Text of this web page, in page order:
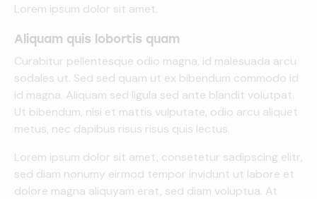
Lorem ipsum dolor sit amet.
Aliquam quis lobortis quam
Curabitur pellentesque odio magna, id malesuada arcu
sodales ut. Sed sed quam ut ex bibendum commodo id
id magna. Aliquam sed ligula sed ante blandit volutpat.
Ut bibendum, nisi et mattis vulputate, odio arcu aliquet
metus, nec dapibus risus risus quis lectus.
Lorem ipsum dolor sit amet, consetetur sadipscing elitr,
sed diam nonumy eirmod tempor invidunt ut labore et
dolore magna aliquyam erat, sed diam voluptua. At